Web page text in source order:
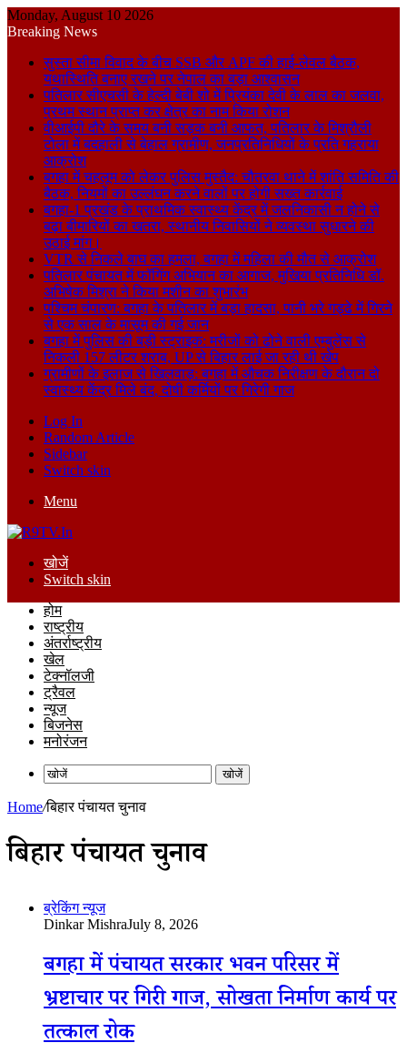
Monday, August 10 2026
Breaking News
सुस्ता सीमा विवाद के बीच SSB और APF की हाई-लेवल बैठक,
यथास्थिति बनाए रखने पर नेपाल का बड़ा आश्वासन
पतिलार सीएचसी के हेल्दी बेबी शो में प्रियंका देवी के लाल का जलवा,
प्रथम स्थान प्राप्त कर क्षेत्र का नाम किया रोशन
वीआईपी दौरे के समय बनी सड़क बनी आफत, पतिलार के मिश्रौली
टोला में बदहाली से बेहाल ग्रामीण, जनप्रतिनिधियों के प्रति गहराया
आक्रोश
बगहा में चहलूम को लेकर पुलिस मुस्तैद: चौतरवा थाने में शांति समिति की
बैठक, नियमों का उल्लंघन करने वालों पर होगी सख्त कार्रवाई
बगहा-1 प्रखंड के प्राथमिक स्वास्थ्य केंद्र में जलनिकासी न होने से
बढ़ा बीमारियों का खतरा, स्थानीय निवासियों ने व्यवस्था सुधारने की
उठाई मांग।
VTR से निकले बाघ का हमला, बगहा में महिला की मौत से आक्रोश
पतिलार पंचायत में फॉगिंग अभियान का आगाज, मुखिया प्रतिनिधि डॉ.
अभिषेक मिश्रा ने किया मशीन का शुभारंभ
पश्चिम चंपारण: बगहा के पतिलार में बड़ा हादसा, पानी भरे गड्ढे में गिरने
से एक साल के मासूम की गई जान
बगहा में पुलिस की बड़ी स्ट्राइक: मरीजों को ढोने वाली एम्बुलेंस से
निकली 157 लीटर शराब, UP से बिहार लाई जा रही थी खेप
ग्रामीणों के इलाज से खिलवाड़: बगहा में औचक निरीक्षण के दौरान दो
स्वास्थ्य केंद्र मिले बंद, दोषी कर्मियों पर गिरेगी गाज
Log In
Random Article
Sidebar
Switch skin
Menu
खोजें
Switch skin
होम
राष्ट्रीय
अंतर्राष्ट्रीय
खेल
टेक्नॉलजी
ट्रैवल
न्यूज
बिजनेस
मनोरंजन
खोजें
Home/बिहार पंचायत चुनाव
बिहार पंचायत चुनाव
ब्रेकिंग न्यूज
Dinkar MishraJuly 8, 2026
बगहा में पंचायत सरकार भवन परिसर में
भ्रष्टाचार पर गिरी गाज, सोखता निर्माण कार्य पर
तत्काल रोक